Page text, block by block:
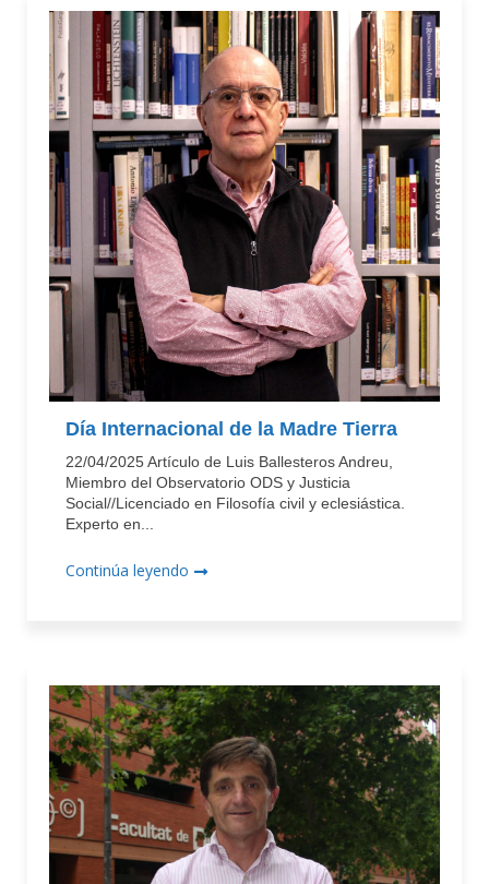
Día Internacional de la Madre Tierra
22/04/2025 Artículo de Luis Ballesteros Andreu,
Miembro del Observatorio ODS y Justicia
Social//Licenciado en Filosofía civil y eclesiástica.
Experto en...
Continúa leyendo